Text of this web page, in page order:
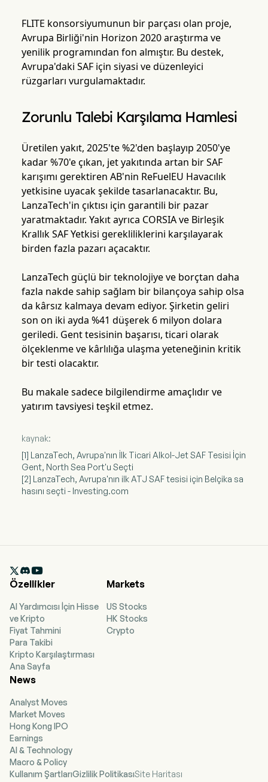
FLITE konsorsiyumunun bir parçası olan proje,
Avrupa Birliği'nin Horizon 2020 araştırma ve
yenilik programından fon almıştır. Bu destek,
Avrupa'daki SAF için siyasi ve düzenleyici
rüzgarları vurgulamaktadır.
Zorunlu Talebi Karşılama Hamlesi
Üretilen yakıt, 2025'te %2'den başlayıp 2050'ye
kadar %70'e çıkan, jet yakıtında artan bir SAF
karışımı gerektiren AB'nin ReFuelEU Havacılık
yetkisine uyacak şekilde tasarlanacaktır. Bu,
LanzaTech'in çıktısı için garantili bir pazar
yaratmaktadır. Yakıt ayrıca CORSIA ve Birleşik
Krallık SAF Yetkisi gerekliliklerini karşılayarak
birden fazla pazarı açacaktır.
LanzaTech güçlü bir teknolojiye ve borçtan daha
fazla nakde sahip sağlam bir bilançoya sahip olsa
da kârsız kalmaya devam ediyor. Şirketin geliri
son on iki ayda %41 düşerek 6 milyon dolara
geriledi. Gent tesisinin başarısı, ticari olarak
ölçeklenme ve kârlılığa ulaşma yeteneğinin kritik
bir testi olacaktır.
Bu makale sadece bilgilendirme amaçlıdır ve
yatırım tavsiyesi teşkil etmez.
kaynak:
[1] LanzaTech, Avrupa'nın İlk Ticari Alkol-Jet SAF Tesisi İçin
Gent, North Sea Port'u Seçti
[2] LanzaTech, Avrupa'nın ilk ATJ SAF tesisi için Belçika sa
hasını seçti - Investing.com

Özellikler
AI Yardımcısı İçin Hisse
ve Kripto
Fiyat Tahmini
Para Takibi
Kripto Karşılaştırması
Ana Sayfa
Markets
US Stocks
HK Stocks
Crypto
News
Analyst Moves
Market Moves
Hong Kong IPO
Earnings
AI & Technology
Macro & Policy
Kullanım ŞartlarıGizlilik PolitikasıSite Haritası